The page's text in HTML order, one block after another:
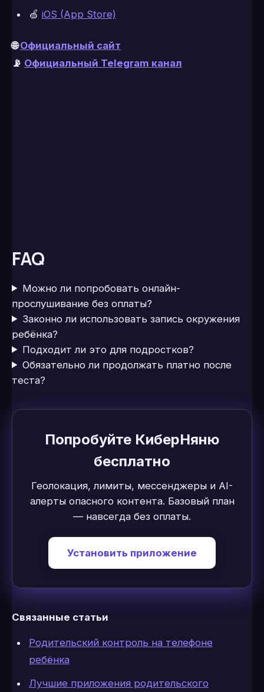
🍏 iOS (App Store)
🌐Официальный сайт
📡 Официальный Telegram канал
FAQ
Можно ли попробовать онлайн-
прослушивание без оплаты?
Законно ли использовать запись окружения
ребёнка?
Подходит ли это для подростков?
Обязательно ли продолжать платно после
теста?
Попробуйте КиберНяню
бесплатно
Геолокация, лимиты, мессенджеры и AI-
алерты опасного контента. Базовый план
— навсегда без оплаты.
Установить приложение
Связанные статьи
Родительский контроль на телефоне
ребёнка
Лучшие приложения родительского